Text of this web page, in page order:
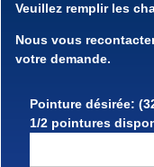
Veuillez remplir les
Nous vous
votre demande.
Pointure désirée:
1/2 pointures